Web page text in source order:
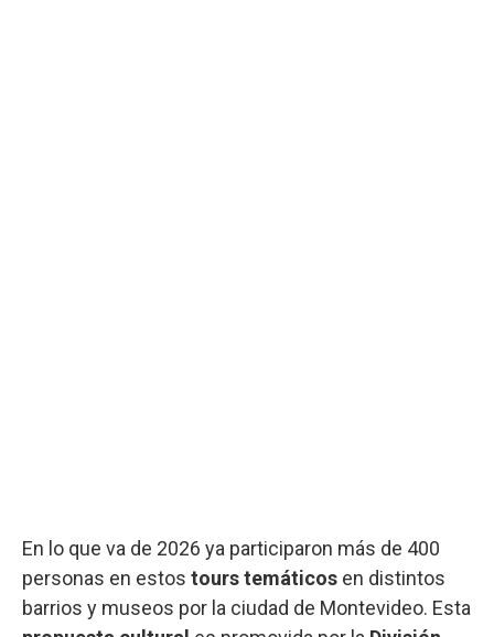
En lo que va de 2026 ya participaron más de 400
personas en estos tours temáticos en distintos
barrios y museos por la ciudad de Montevideo. Esta